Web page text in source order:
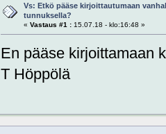
Vs: Etkö pääse kirjoittautumaan
tunnuksella?
« Vastaus #1 :15.07.18 - klo:16:48 »
En pääse kirjoittamaan
T Höppölä